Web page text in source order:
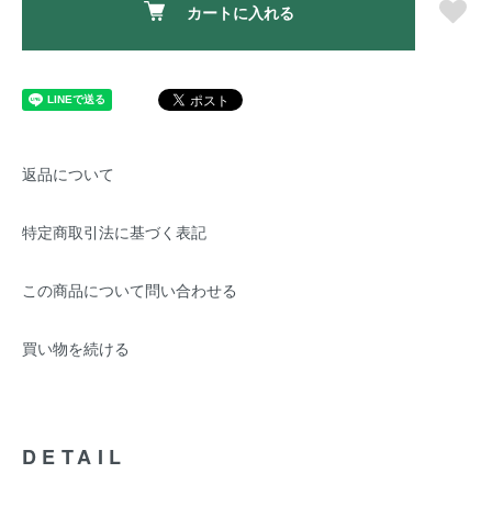
カートに入れる
返品について
特定商取引法に基づく表記
この商品について問い合わせる
買い物を続ける
DETAIL